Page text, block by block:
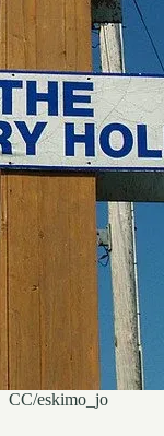
CC/eskimo_jo